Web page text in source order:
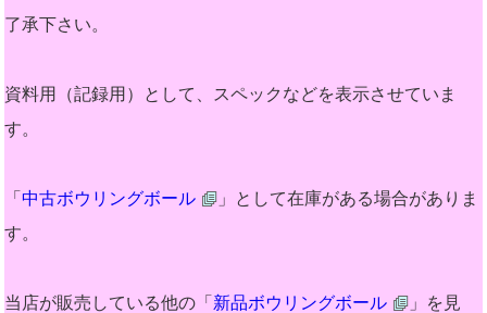
了承下さい。
資料用（記録用）として、スペックなどを表示させていま
す。
「中古ボウリングボール
」として在庫がある場合がありま
す。
当店が販売している他の「 新品ボウリングボール
」を見